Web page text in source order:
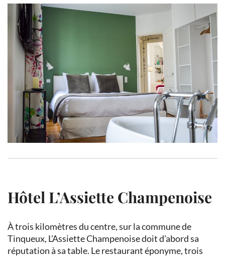
Hôtel L’Assiette Champenoise
À trois kilomètres du centre, sur la commune de
Tinqueux, L’Assiette Champenoise doit d’abord sa
réputation à sa table. Le restaurant éponyme, trois